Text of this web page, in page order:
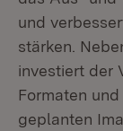
und
stärken.
investiert der
Formaten
geplanten